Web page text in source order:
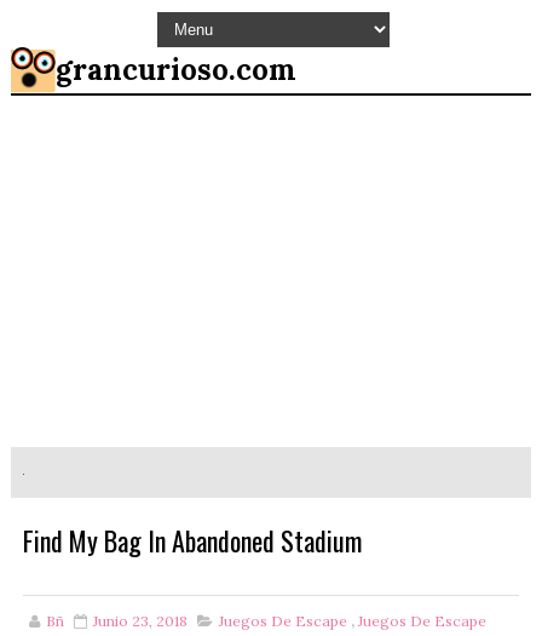
grancurioso.com
Find My Bag In Abandoned Stadium
Bñ Junio 23, 2018 Juegos De Escape , Juegos De Escape